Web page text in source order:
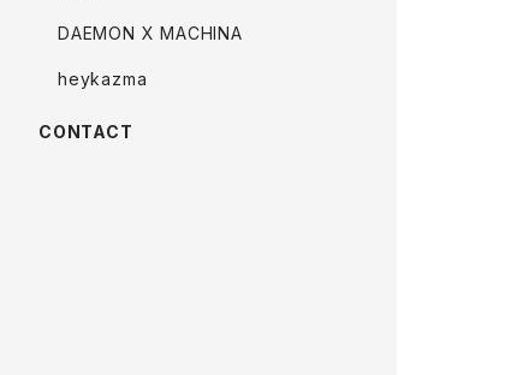
DAEMON X MACHINA
heykazma
CONTACT